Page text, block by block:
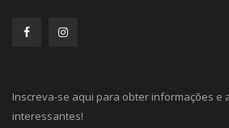
Inscreva-se aqui para obter informações e
interessantes!